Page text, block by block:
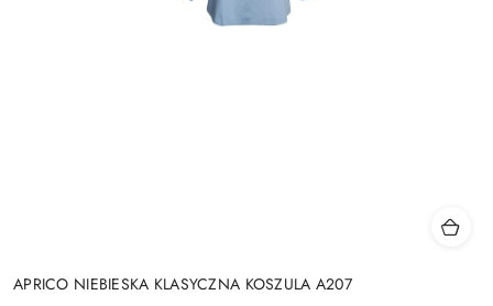
APRICO NIEBIESKA KLASYCZNA KOSZULA A207